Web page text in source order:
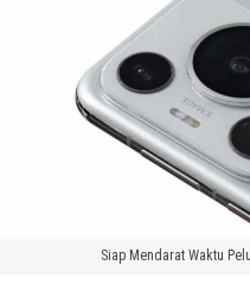
Siap Mendarat Waktu